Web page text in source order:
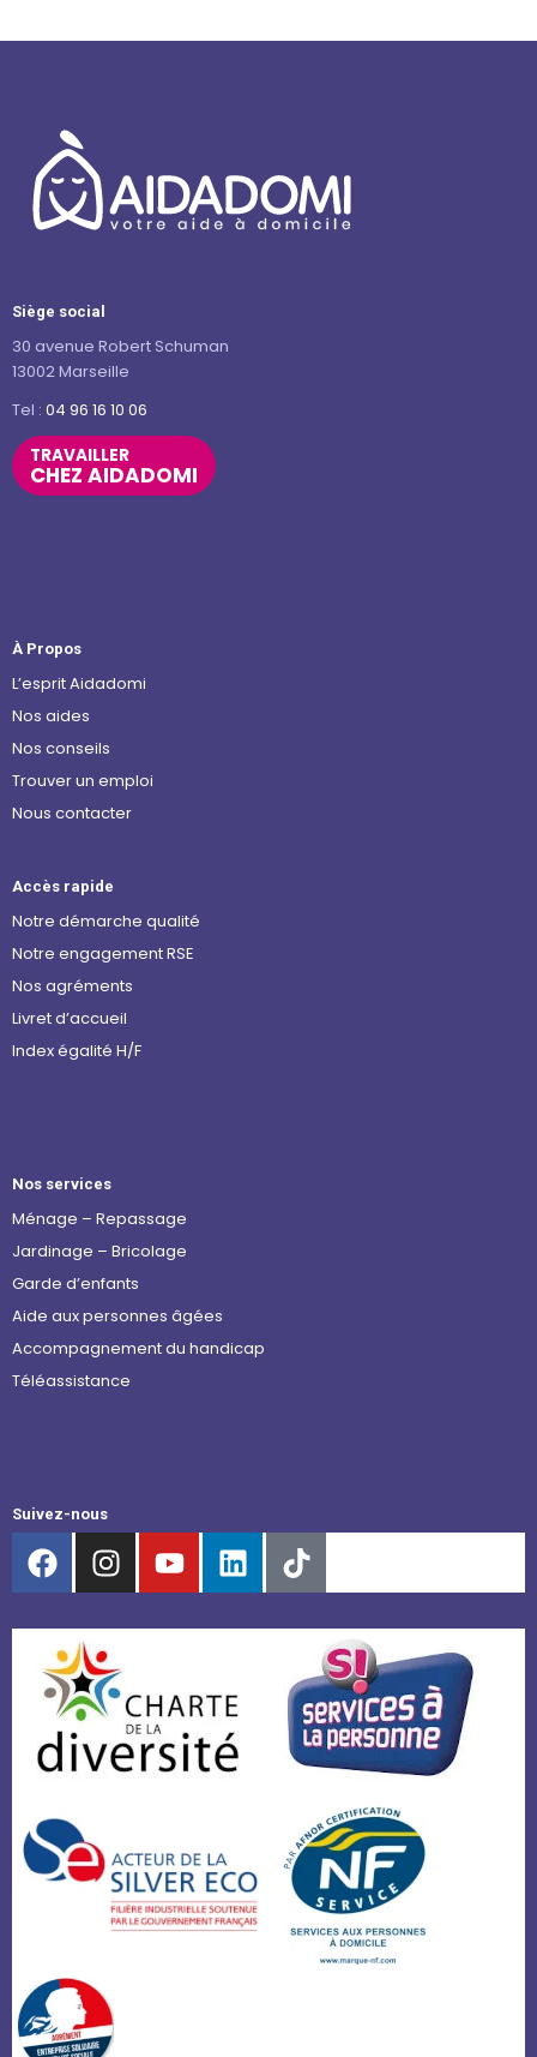
Siège social
30 avenue Robert Schuman
13002 Marseille
Tel : 04 96 16 10 06
TRAVAILLER
CHEZ AIDADOMI
À Propos
L’esprit Aidadomi
Nos aides
Nos conseils
Trouver un emploi
Nous contacter
Accès rapide
Notre démarche qualité
Notre engagement RSE
Nos agréments
Livret d’accueil
Index égalité H/F
Nos services
Ménage – Repassage
Jardinage – Bricolage
Garde d’enfants
Aide aux personnes âgées
Accompagnement du handicap
Téléassistance
Suivez-nous